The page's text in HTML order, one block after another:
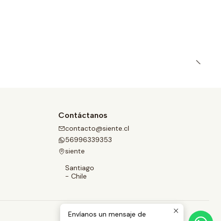
Contáctanos
contacto@siente.cl
56996339353
siente
Santiago
- Chile
Envíanos un mensaje de